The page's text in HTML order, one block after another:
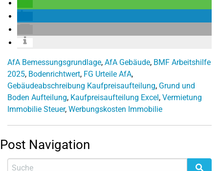
AfA Bemessungsgrundlage, AfA Gebäude, BMF Arbeitshilfe
2025, Bodenrichtwert, FG Urteile AfA,
Gebäudeabschreibung Kaufpreisaufteilung, Grund und
Boden Aufteilung, Kaufpreisaufteilung Excel, Vermietung
Immobilie Steuer, Werbungskosten Immobilie
Post Navigation